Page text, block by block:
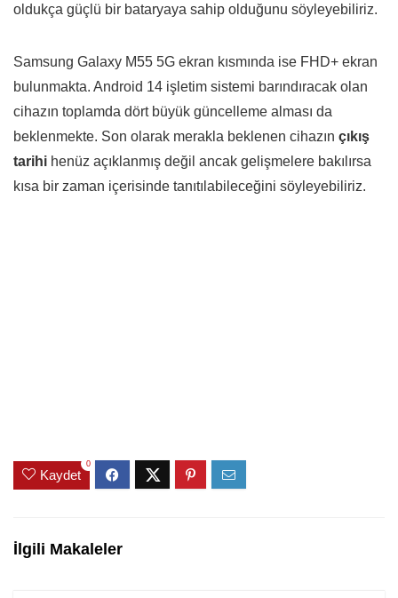
oldukça güçlü bir bataryaya sahip olduğunu söyleyebiliriz.
Samsung Galaxy M55 5G ekran kısmında ise FHD+ ekran
bulunmakta. Android 14 işletim sistemi barındıracak olan
cihazın toplamda dört büyük güncelleme alması da
beklenmekte. Son olarak merakla beklenen cihazın çıkış
tarihi henüz açıklanmış değil ancak gelişmelere bakılırsa
kısa bir zaman içerisinde tanıtılabileceğini söyleyebiliriz.
Kaydet
0
İlgili Makaleler